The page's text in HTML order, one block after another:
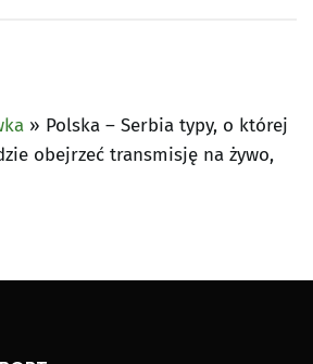
» Polska – Serbia typy, o której
obejrzeć transmisję na żywo,